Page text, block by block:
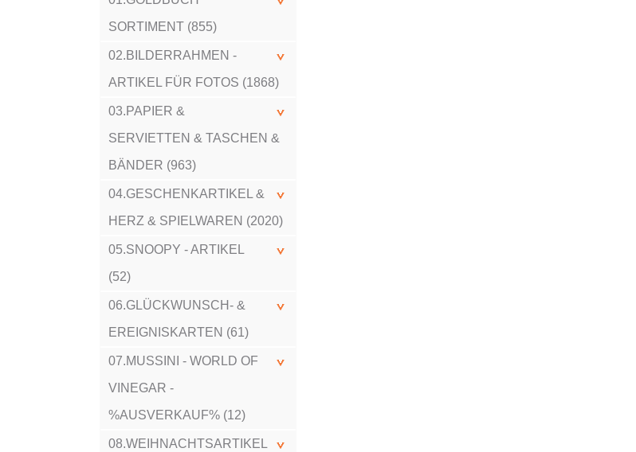
SORTIMENT (855)
02.BILDERRAHMEN -
ARTIKEL FÜR FOTOS (1868)
03.PAPIER &
SERVIETTEN & TASCHEN &
BÄNDER (963)
04.GESCHENKARTIKEL &
HERZ & SPIELWAREN (2020)
05.SNOOPY - ARTIKEL
(52)
06.GLÜCKWUNSCH- &
EREIGNISKARTEN (61)
07.MUSSINI - WORLD OF
VINEGAR -
%AUSVERKAUF% (12)
08.WEIHNACHTSARTIKEL